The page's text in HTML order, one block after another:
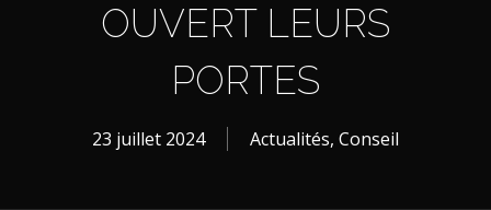
OUVERT LEURS
PORTES
23 juillet 2024 Actualités, Conseil